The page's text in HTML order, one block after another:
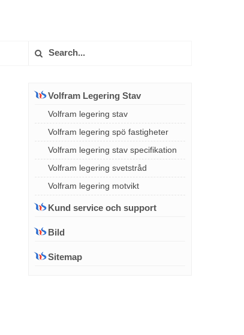
Volfram Legering Stav
Volfram legering stav
Volfram legering spö fastigheter
Volfram legering stav specifikation
Volfram legering svetstråd
Volfram legering motvikt
Kund service och support
Bild
Sitemap